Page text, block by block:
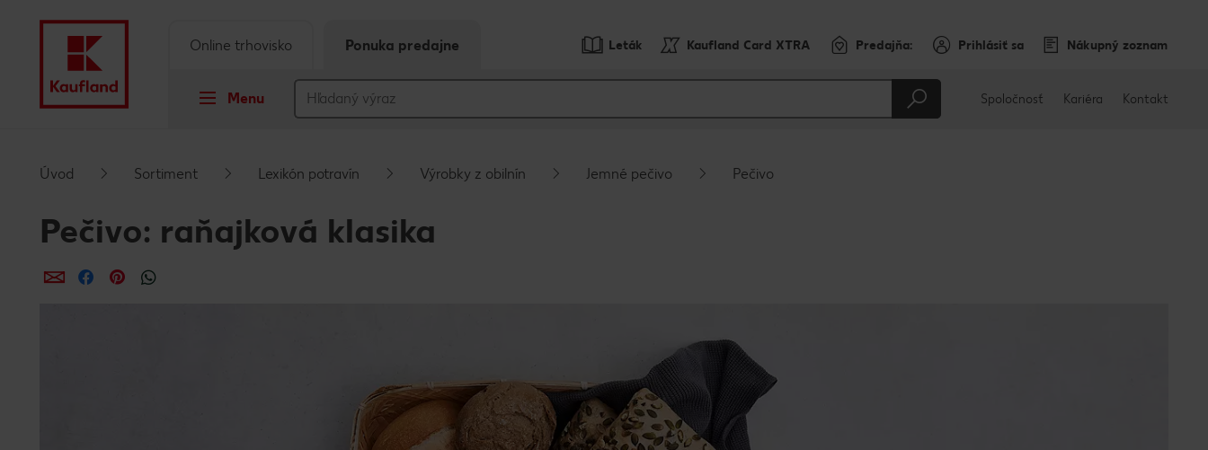
Leták Kaufland Card XTRA Predajňa: Prihlásiť sa Nákupný zoznam
Menu
Online trhovisko Ponuka predajne
Spoločnosť Kariéra Kontakt
Úvod Sortiment Lexikón potravín Výrobky z obilnín Jemné pečivo Pečivo
Pečivo: raňajková klasika
ZdieľaťZdieľaťZdieľať